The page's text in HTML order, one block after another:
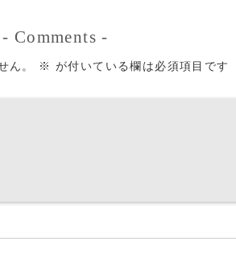
- Comments -
ん。 ※ が付いている欄は必須項目です